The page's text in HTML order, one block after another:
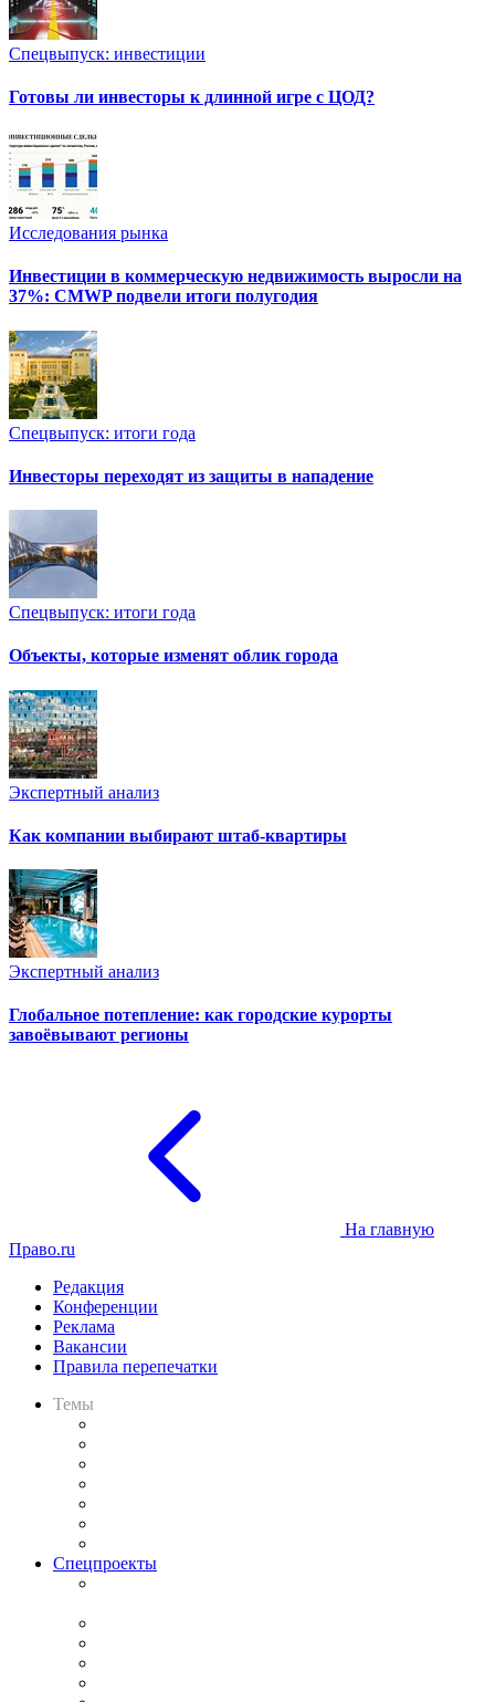
Спецвыпуск: инвестиции
Готовы ли инвесторы к длинной игре с ЦОД?
Исследования рынка
Инвестиции в коммерческую недвижимость выросли на
37%: CMWP подвели итоги полугодия
Спецвыпуск: итоги года
Инвесторы переходят из защиты в нападение
Спецвыпуск: итоги года
Объекты, которые изменят облик города
Экспертный анализ
Как компании выбирают штаб-квартиры
Экспертный анализ
Глобальное потепление: как городские курорты
завоёвывают регионы
На главную
Право.ru
Редакция
Конференции
Реклама
Вакансии
Правила перепечатки
Темы
Спецпроекты